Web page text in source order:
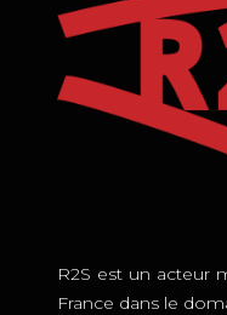
R2S est un acteur
France dans le